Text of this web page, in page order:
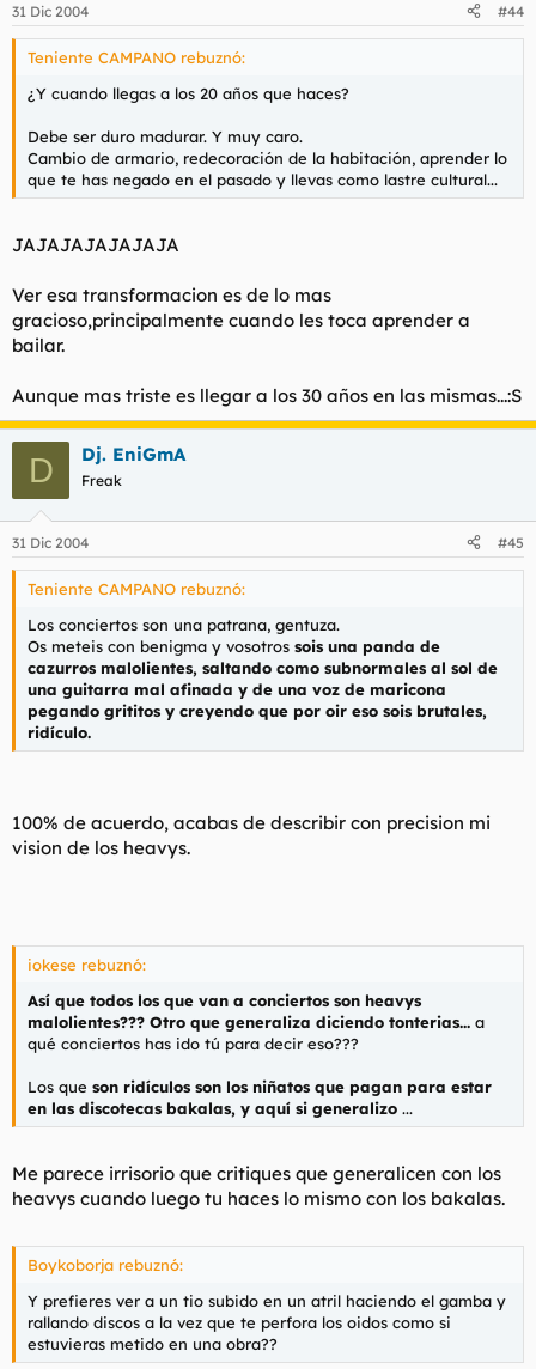
31 Dic 2004 #44
Teniente CAMPANO rebuznó:
¿Y cuando llegas a los 20 años que haces?
Debe ser duro madurar. Y muy caro.
Cambio de armario, redecoración de la habitación, aprender lo
que te has negado en el pasado y llevas como lastre cultural...
JAJAJAJAJAJAJA
Ver esa transformacion es de lo mas
gracioso,principalmente cuando les toca aprender a
bailar.
Aunque mas triste es llegar a los 30 años en las mismas...:S
D Dj. EniGmA
Freak
31 Dic 2004 #45
Teniente CAMPANO rebuznó:
Los conciertos son una patrana, gentuza.
Os meteis con benigma y vosotros sois una panda de
cazurros malolientes, saltando como subnormales al sol de
una guitarra mal afinada y de una voz de maricona
pegando grititos y creyendo que por oir eso sois brutales,
ridículo.
100% de acuerdo, acabas de describir con precision mi
vision de los heavys.
iokese rebuznó:
Así que todos los que van a conciertos son heavys
malolientes??? Otro que generaliza diciendo tonterias... a
qué conciertos has ido tú para decir eso???
Los que son ridículos son los niñatos que pagan para estar
en las discotecas bakalas, y aquí si generalizo ...
Me parece irrisorio que critiques que generalicen con los
heavys cuando luego tu haces lo mismo con los bakalas.
Boykoborja rebuznó:
Y prefieres ver a un tio subido en un atril haciendo el gamba y
rallando discos a la vez que te perfora los oidos como si
estuvieras metido en una obra??